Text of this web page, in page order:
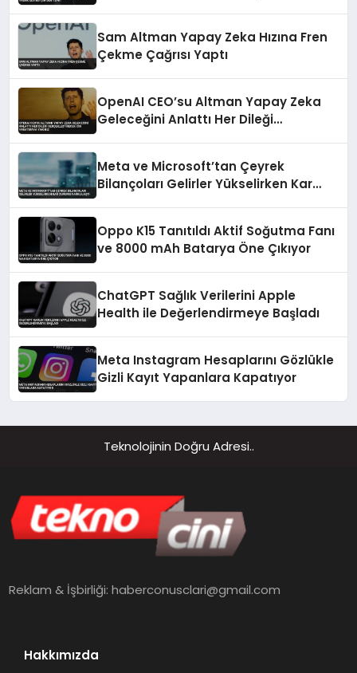
Sam Altman Yapay Zeka Hızına Fren
Çekme Çağrısı Yaptı
OpenAI CEO’su Altman Yapay Zeka
Geleceğini Anlattı Her Dileği
Meta ve Microsoft’tan Çeyrek
Bilançoları Gelirler Yükselirken Kar
Oppo K15 Tanıtıldı Aktif Soğutma Fanı
ve 8000 mAh Batarya Öne Çıkıyor
ChatGPT Sağlık Verilerini Apple
Health ile Değerlendirmeye Başladı
Meta Instagram Hesaplarını Gözlükle
Gizli Kayıt Yapanlara Kapatıyor
Teknolojinin Doğru Adresi..
Reklam & İşbirliği:haberconusclari@gmail.com
Hakkımızda